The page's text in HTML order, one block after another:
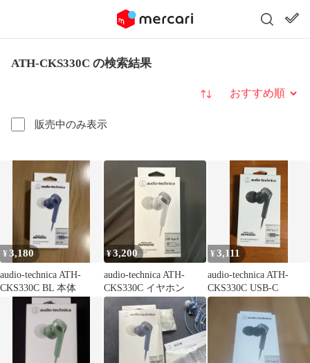
ATH-CKS330C の検索結果
販売中のみ表示
並び替え
¥3,180
audio-technica ATH-
CKS330C BL 本体
¥3,200
audio-technica ATH-
CKS330C イヤホン
¥3,111
audio-technica ATH-
CKS330C USB-C